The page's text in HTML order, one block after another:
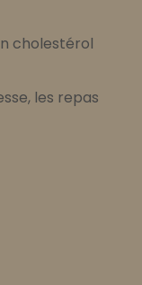
cholestérol
les repas